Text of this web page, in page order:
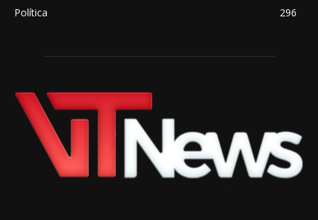
Política
296